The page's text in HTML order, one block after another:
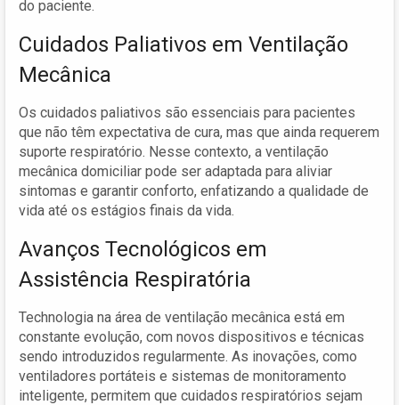
do paciente.
Cuidados Paliativos em Ventilação
Mecânica
Os cuidados paliativos são essenciais para pacientes
que não têm expectativa de cura, mas que ainda requerem
suporte respiratório. Nesse contexto, a ventilação
mecânica domiciliar pode ser adaptada para aliviar
sintomas e garantir conforto, enfatizando a qualidade de
vida até os estágios finais da vida.
Avanços Tecnológicos em
Assistência Respiratória
Technologia na área de ventilação mecânica está em
constante evolução, com novos dispositivos e técnicas
sendo introduzidos regularmente. As inovações, como
ventiladores portáteis e sistemas de monitoramento
inteligente, permitem que cuidados respiratórios sejam